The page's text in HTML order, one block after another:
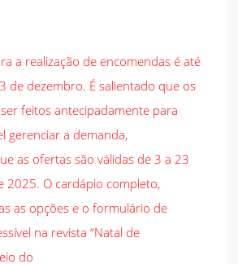
a realização de encomendas é até
de dezembro. É salientado que os
feitos antecipadamente para
gerenciar a demanda,
as ofertas são válidas de 3 a 23
2025. O cardápio completo,
as opções e o formulário de
na revista “Natal de
do